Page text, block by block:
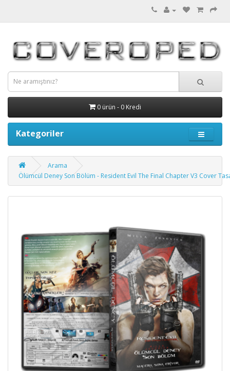
0 ürün - 0 Kredi
Kategoriler
Arama
Ölümcül Deney Son Bölüm - Resident Evil The Final Chapter V3 Cover